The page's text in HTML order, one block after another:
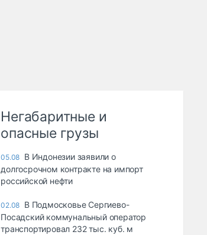
Негабаритные и
опасные грузы
05.08 В Индонезии заявили о
долгосрочном контракте на импорт
российской нефти
02.08 В Подмосковье Сергиево-
Посадский коммунальный оператор
транспортировал 232 тыс. куб. м